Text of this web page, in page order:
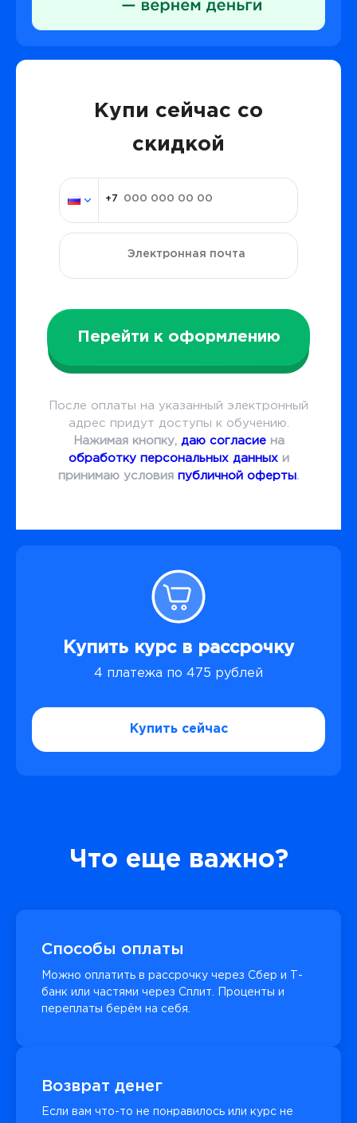
Купи сейчас со
скидкой
Перейти к оформлению
После оплаты на указанный электронный
адрес придут доступы к обучению.
Нажимая кнопку, даю согласиена
обработку персональных данныхи
принимаю условия публичной оферты.
Купить курс в рассрочку
4 платежа по 475 рублей
Купить сейчас
Что еще важно?
Способы оплаты
Можно оплатить в рассрочку через Сбер и Т-
банк или частями через Сплит. Проценты и
переплаты берём на себя.
Возврат денег
Если вам что-то не понравилось или курс не